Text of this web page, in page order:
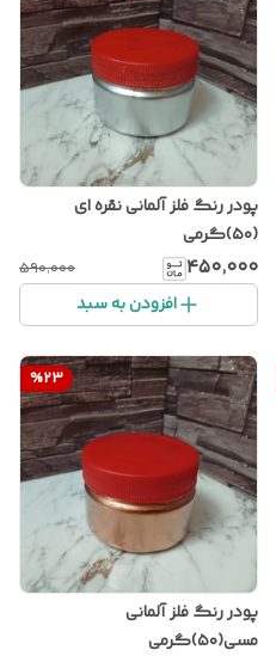
پودر رنگ فلز آلمانی نقره ای
(۵۰)گرمی
۴۵۰٬۰۰۰ ۵۹۰٬۰۰۰
افزودن به سبد
%23
پودر رنگ فلز آلمانی
مسی(۵۰)گرمی